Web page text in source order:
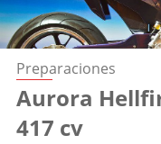
Preparaciones
Aurora
417 cv